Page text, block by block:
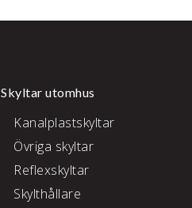
Skyltar utomhus
Kanalplastskyltar
Övriga skyltar
Reflexskyltar
Skylthållare